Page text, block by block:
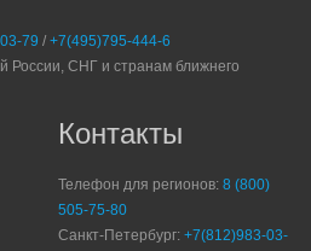
79 / +7(495)795-444-6
России, СНГ и странам ближнего
Контакты
Телефон для регионов: 8 (800)
505-75-80
Санкт-Петербург: +7(812)983-03-